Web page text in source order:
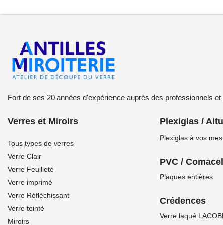
Fort de ses 20 années d'expérience auprès des professionnels
Verres et Miroirs
Tous types de verres
Verre Clair
Verre Feuilleté
Verre imprimé
Verre Réfléchissant
Verre teinté
Miroirs
Plexiglas /
Plexiglas à vos
PVC / Comacel
Plaques entières
Crédences
Verre laqué